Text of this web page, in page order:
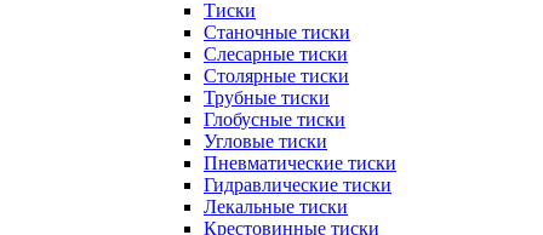
Тиски
Станочные тиски
Слесарные тиски
Столярные тиски
Трубные тиски
Глобусные тиски
Угловые тиски
Пневматические тиски
Гидравлические тиски
Лекальные тиски
Крестовинные тиски